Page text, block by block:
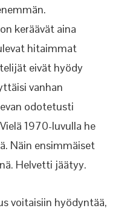
keräävät aina
hitaimmat
eivät hyödy
vanhan
odotetusti
1970-luvulla he
Näin ensimmäiset
Helvetti jäätyy.
voitaisiin hyödyntää,